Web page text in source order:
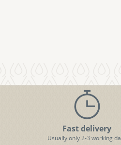
Fast delivery
Usually only 2-3 working